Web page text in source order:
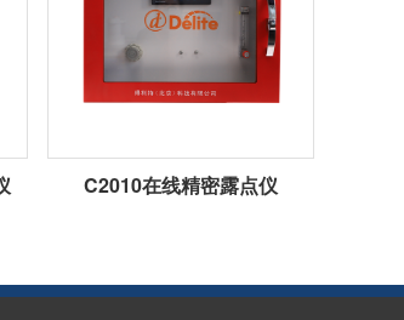
C2010在线精密露点仪